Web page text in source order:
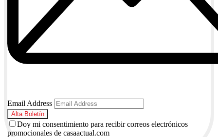
Email Address
Doy mi consentimiento para recibir correos electrónicos
promocionales de casaactual.com